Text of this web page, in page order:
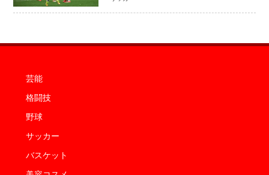
芸能
格闘技
野球
サッカー
バスケット